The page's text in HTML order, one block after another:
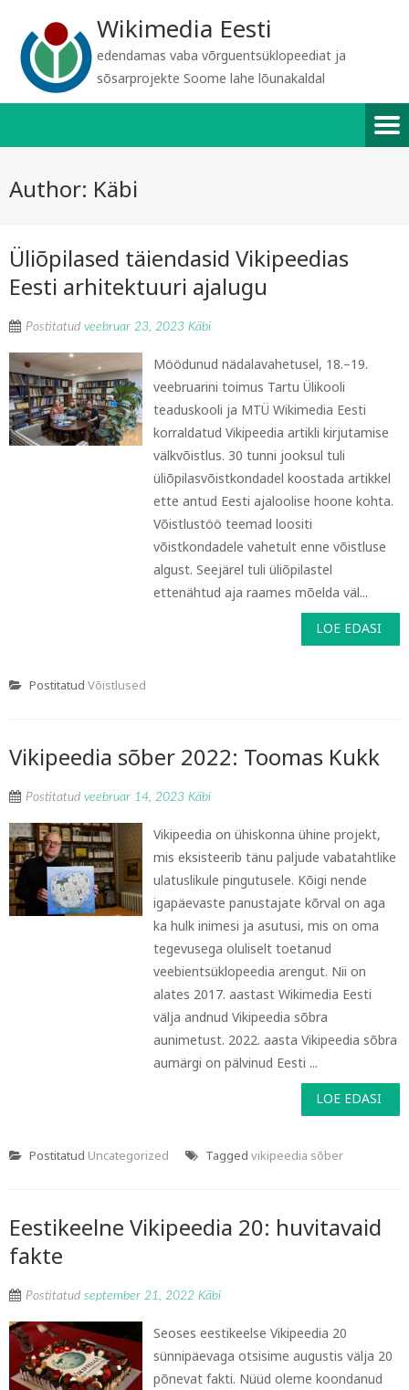
Wikimedia Eesti
edendamas vaba võrguentsüklopeediat ja
sõsarprojekte Soome lahe lõunakaldal
Author: Käbi
Üliõpilased täiendasid Vikipeedias
Eesti arhitektuuri ajalugu
Postitatud veebruar 23, 2023 Käbi
Möödunud nädalavahetusel, 18.–19.
veebruarini toimus Tartu Ülikooli
teaduskooli ja MTÜ Wikimedia Eesti
korraldatud Vikipeedia artikli kirjutamise
välkvõistlus. 30 tunni jooksul tuli
üliõpilasvõistkondadel koostada artikkel
ette antud Eesti ajaloolise hoone kohta.
Võistlustöö teemad loositi
võistkondadele vahetult enne võistluse
algust. Seejärel tuli üliõpilastel
ettenähtud aja raames mõelda väl...
LOE EDASI
Postitatud Võistlused
Vikipeedia sõber 2022: Toomas Kukk
Postitatud veebruar 14, 2023 Käbi
Vikipeedia on ühiskonna ühine projekt,
mis eksisteerib tänu paljude vabatahtlike
ulatuslikule pingutusele. Kõigi nende
igapäevaste panustajate kõrval on aga
ka hulk inimesi ja asutusi, mis on oma
tegevusega oluliselt toetanud
veebientsüklopeedia arengut. Nii on
alates 2017. aastast Wikimedia Eesti
välja andnud Vikipeedia sõbra
aunimetust. 2022. aasta Vikipeedia sõbra
aumärgi on pälvinud Eesti ...
LOE EDASI
Postitatud Uncategorized Tagged vikipeedia sõber
Eestikeelne Vikipeedia 20: huvitavaid
fakte
Postitatud september 21, 2022 Käbi
Seoses eestikeelse Vikipeedia 20
sünnipäevaga otsisime augustis välja 20
põnevat fakti. Nüüd oleme koondanud